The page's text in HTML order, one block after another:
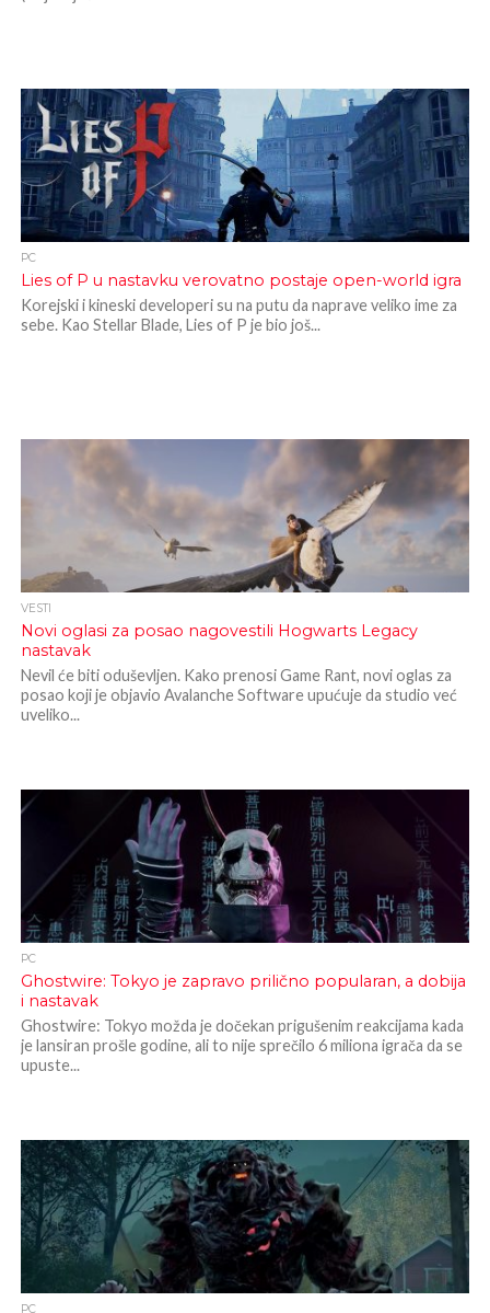
PC
Lies of P u nastavku verovatno postaje open-world igra
Korejski i kineski developeri su na putu da naprave veliko ime za
sebe. Kao Stellar Blade, Lies of P je bio još...
VESTI
Novi oglasi za posao nagovestili Hogwarts Legacy
nastavak
Nevil će biti oduševljen. Kako prenosi Game Rant, novi oglas za
posao koji je objavio Avalanche Software upućuje da studio već
uveliko...
PC
Ghostwire: Tokyo je zapravo prilično popularan, a dobija
i nastavak
Ghostwire: Tokyo možda je dočekan prigušenim reakcijama kada
je lansiran prošle godine, ali to nije sprečilo 6 miliona igrača da se
upuste...
PC